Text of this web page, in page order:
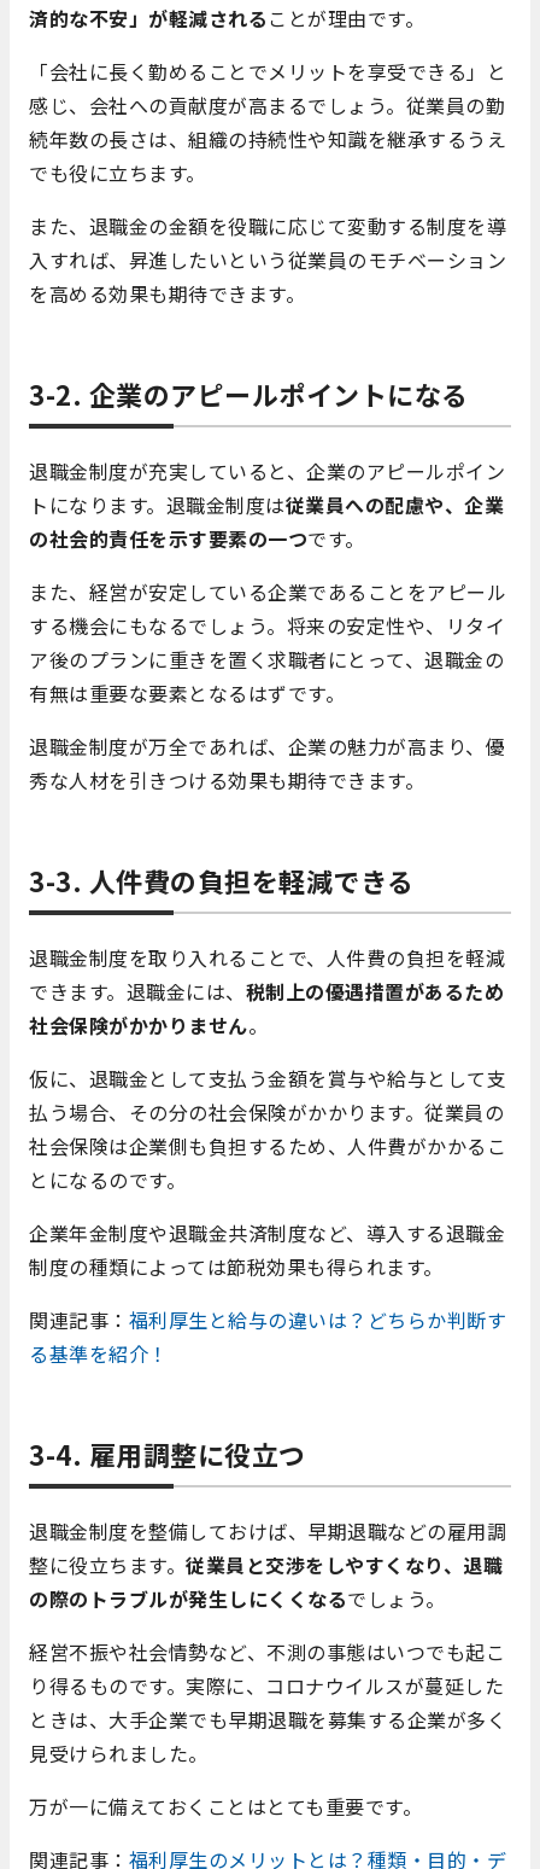
済的な不安」が軽減される ことが理由です。
「会社に長く勤めることでメリットを享受できる」と
感じ、会社への貢献度が高まるでしょう。従業員の勤
続年数の長さは、組織の持続性や知識を継承するうえ
でも役に立ちます。
また、退職金の金額を役職に応じて変動する制度を導
入すれば、昇進したいという従業員のモチベーション
を高める効果も期待できます。
3-2. 企業のアピールポイントになる
退職金制度が充実していると、企業のアピールポイン
トになります。退職金制度は従業員への配慮や、企業
の社会的責任を示す要素の一つです。
また、経営が安定している企業であることをアピール
する機会にもなるでしょう。将来の安定性や、リタイ
ア後のプランに重きを置く求職者にとって、退職金の
有無は重要な要素となるはずです。
退職金制度が万全であれば、企業の魅力が高まり、優
秀な人材を引きつける効果も期待できます。
3-3. 人件費の負担を軽減できる
退職金制度を取り入れることで、人件費の負担を軽減
できます。退職金には、 税制上の優遇措置があるため
社会保険がかかりません。
仮に、退職金として支払う金額を賞与や給与として支
払う場合、その分の社会保険がかかります。従業員の
社会保険は企業側も負担するため、人件費がかかるこ
とになるのです。
企業年金制度や退職金共済制度など、導入する退職金
制度の種類によっては節税効果も得られます。
関連記事： 福利厚生と給与の違いは？どちらか判断す
る基準を紹介！
3-4. 雇用調整に役立つ
退職金制度を整備しておけば、早期退職などの雇用調
整に役立ちます。 従業員と交渉をしやすくなり、退職
の際のトラブルが発生しにくくなるでしょう。
経営不振や社会情勢など、不測の事態はいつでも起こ
り得るものです。実際に、コロナウイルスが蔓延した
ときは、大手企業でも早期退職を募集する企業が多く
見受けられました。
万が一に備えておくことはとても重要です。
関連記事： 福利厚生のメリットとは？種類・目的・デ